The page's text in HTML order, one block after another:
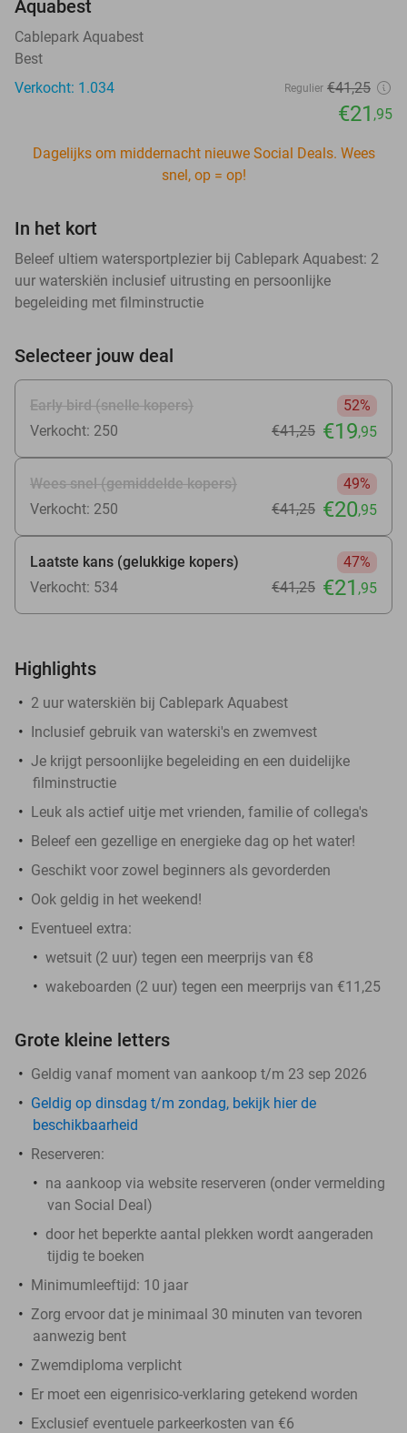
Aquabest
Cablepark Aquabest
Best
Verkocht: 1.034
Regulier €41,25
€21 ,95
Dagelijks om middernacht nieuwe Social Deals. Wees
snel, op = op!
In het kort
Beleef ultiem watersportplezier bij Cablepark Aquabest: 2
uur waterskiën inclusief uitrusting en persoonlijke
begeleiding met filminstructie
Selecteer jouw deal
Early bird (snelle kopers)
52%
Verkocht: 250
€41,25 €19,95
Wees snel (gemiddelde kopers)
49%
Verkocht: 250
€41,25 €20,95
Laatste kans (gelukkige kopers)
47%
Verkocht: 534
€41,25 €21 ,95
Highlights
2 uur waterskiën bij Cablepark Aquabest
Inclusief gebruik van waterski's en zwemvest
Je krijgt persoonlijke begeleiding en een duidelijke
filminstructie
Leuk als actief uitje met vrienden, familie of collega's
Beleef een gezellige en energieke dag op het water!
Geschikt voor zowel beginners als gevorderden
Ook geldig in het weekend!
Eventueel extra:
wetsuit (2 uur) tegen een meerprijs van €8
wakeboarden (2 uur) tegen een meerprijs van €11,25
Grote kleine letters
Geldig vanaf moment van aankoop t/m 23 sep 2026
Geldig op dinsdag t/m zondag, bekijk hier de
beschikbaarheid
Reserveren:
na aankoop via website reserveren (onder vermelding
van Social Deal)
door het beperkte aantal plekken wordt aangeraden
tijdig te boeken
Minimumleeftijd: 10 jaar
Zorg ervoor dat je minimaal 30 minuten van tevoren
aanwezig bent
Zwemdiploma verplicht
Er moet een eigenrisico-verklaring getekend worden
Exclusief eventuele parkeerkosten van €6